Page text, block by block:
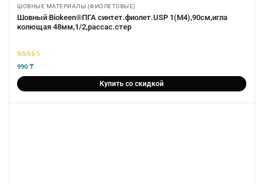
ШОВНЫЕ МАТЕРИАЛЫ (ФИОЛЕТОВЫЕ)
Шовный Biokeen®ПГА синтет.фиолет.USP 1(М4),90см,игла
колющая 48мм,1/2,рассас.стер
5из 5
990 ₸
Купить со скидкой